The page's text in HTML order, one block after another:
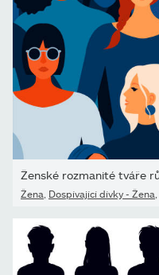
Žena Dospívající dívky - Žena